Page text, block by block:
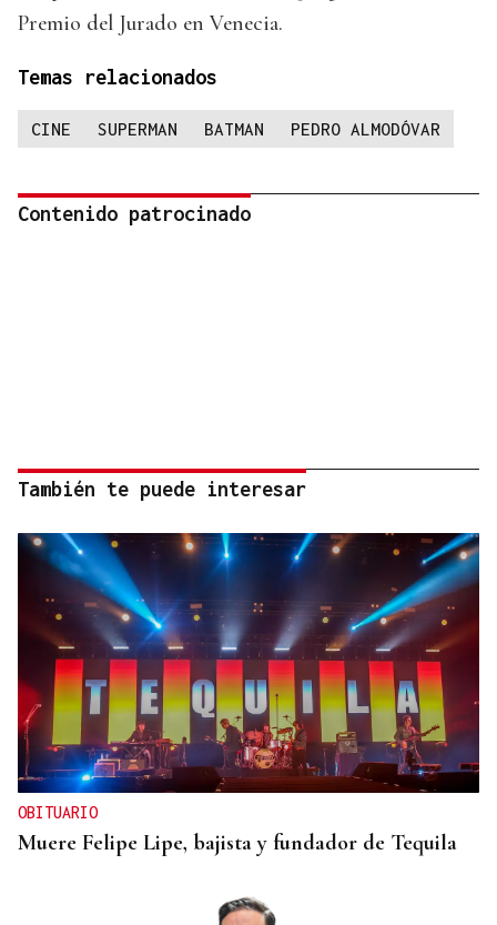
Premio del Jurado en Venecia.
Temas relacionados
CINE SUPERMAN BATMAN PEDRO ALMODÓVAR
Contenido patrocinado
También te puede interesar
OBITUARIO
Muere Felipe Lipe, bajista y fundador de Tequila